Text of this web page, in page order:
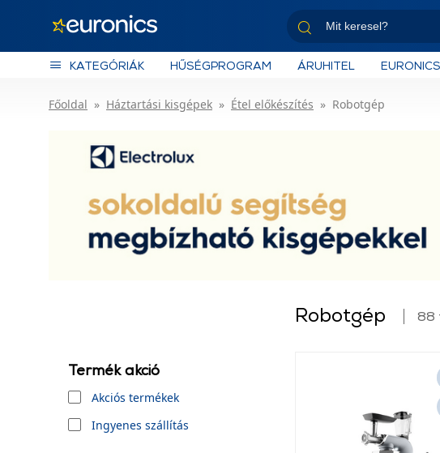
KATEGÓRIÁK HŰSÉGPROGRAM ÁRUHITEL
Főoldal Háztartási kisgépek Étel előkészítés Robotgép
Termék akció
Akciós termékek
Ingyenes szállítás
Robotgép 88